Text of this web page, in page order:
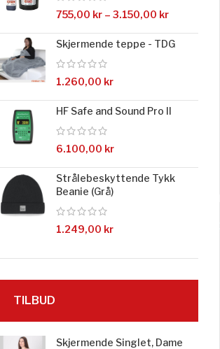
755,00 kr – 3.150,00 kr
Skjermende teppe - TDG
1.260,00 kr
HF Safe and Sound Pro II
6.100,00 kr
Strålebeskyttende Tykk
Beanie (Grå)
1.249,00 kr
TILBUD
Skjermende Singlet, Dame